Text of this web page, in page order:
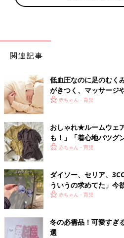
関連記事
低血圧なのに足のむく
がきつく、マッサージ
れている方いますか？
赤ちゃん・育児
おしゃれ★ルームウェ
も！」「着心地バツグ
赤ちゃん・育児
ダイソー、セリア、
ういうの求めてた」今
赤ちゃん・育児
冬の必需品！可愛すぎ
選